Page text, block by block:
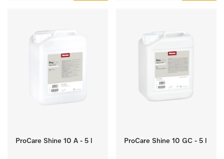
ProCare Shine 10 A - 5 l ProCare Shine 10 GC - 5 l